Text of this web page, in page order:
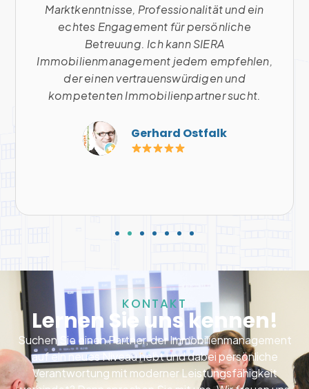
Marktkenntnisse, Professionalität und ein
echtes Engagement für persönliche
Betreuung. Ich kann SIERA
Immobilienmanagement jedem empfehlen,
der einen vertrauenswürdigen und
kompetenten Immobilienpartner sucht.
Gerhard Ostfalk
KONTAKT
Lernen Sie uns kennen!
Suchen Sie einen Partner, der Immobilienmanagement
auf ein neues Niveau hebt und dabei persönliche
Verantwortung mit moderner Leistungsfähigkeit